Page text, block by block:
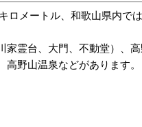
メートル、和歌山県内で
霊台、大門、不動堂）、
野山温泉などがあります。